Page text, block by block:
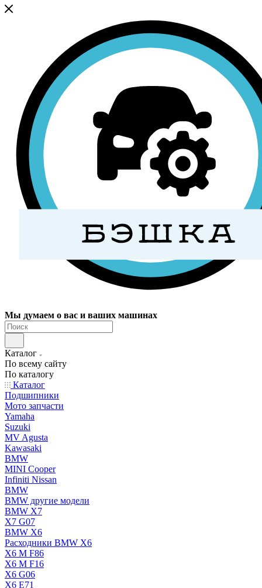
Мы думаем о вас и ваших машинах
Каталог
По всему сайту
По каталогу
Каталог
Подшипники
Мото запчасти
Yamaha
Suzuki
MV Agusta
Kawasaki
BMW
MINI Cooper
Infiniti Nissan
BMW
BMW другие модели
BMW X7
X7 G07
BMW X6
Расходники BMW X6
X6 M F86
X6 M F16
X6 G06
X6 E71